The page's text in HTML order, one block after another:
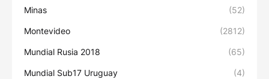
Minas (52)
Montevideo (2812)
Mundial Rusia 2018 (65)
Mundial Sub17 Uruguay (4)